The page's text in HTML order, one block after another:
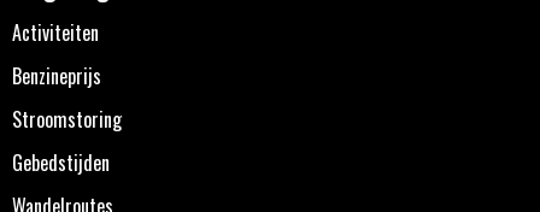
Activiteiten
Benzineprijs
Stroomstoring
Gebedstijden
Wandelroutes